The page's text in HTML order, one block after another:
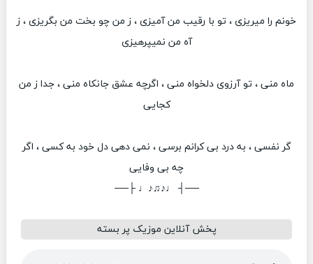
خونم را میریزی ، تو با رقیب من آمیزی ، ز من چو بخت من بگریزی ، ز
آه من نمیپرهیزی
ماه منی ، تو آرزوی دلخواه منی ، اگرچه عشق جانکاه منی ، جدا ز من
کجایی
گر نفسی ، به درد بی کرانم برسی ، نمی دهی دل خود به کسی ، اگر
چه بی وفایی
──┤ ♩♪♫♪♩ ├──
پخش آنلاین موزیک پر بسته